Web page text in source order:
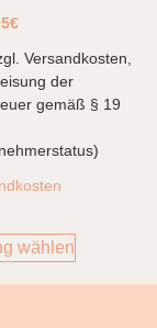
€
Versandkosten,
der
gemäß § 19
wählen